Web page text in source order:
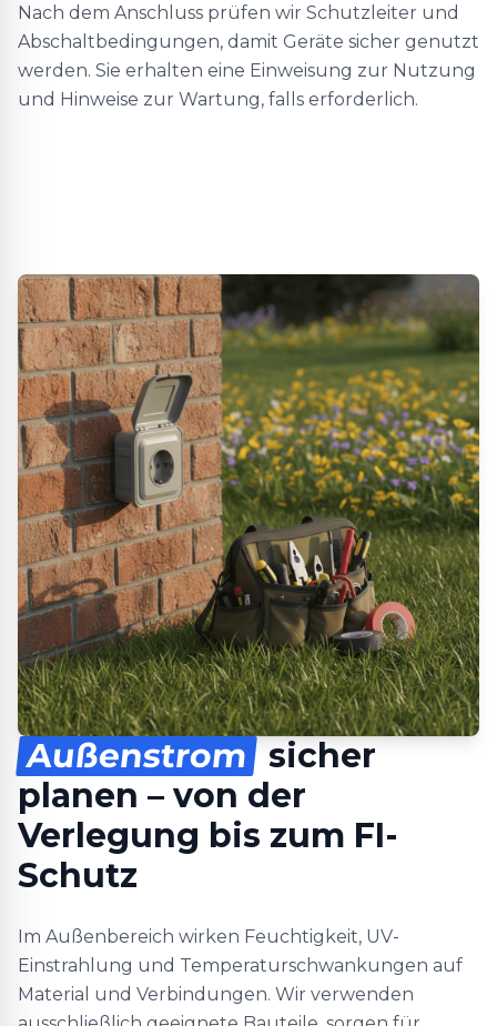
Nach dem Anschluss prüfen wir Schutzleiter und
Abschaltbedingungen, damit Geräte sicher genutzt
werden. Sie erhalten eine Einweisung zur Nutzung
und Hinweise zur Wartung, falls erforderlich.
Außenstrom sicher
planen – von der
Verlegung bis zum FI-
Schutz
Im Außenbereich wirken Feuchtigkeit, UV-
Einstrahlung und Temperaturschwankungen auf
Material und Verbindungen. Wir verwenden